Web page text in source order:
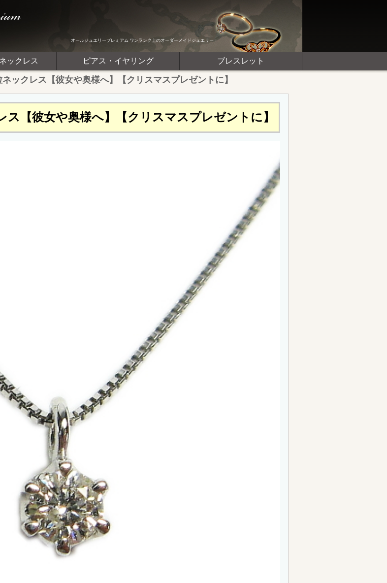
オールジュエリープレミアム ワンランク上のオーダーメイドジュエリー
ックレス ピアス・イヤリング ブレスレット
ックレス【彼女や奥様へ】【クリスマスプレゼントに】
【彼女や奥様へ】【クリスマスプレゼントに】